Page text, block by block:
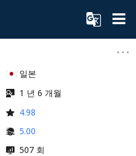
일본
1 년 6 개월
4.98
5.00
507 회